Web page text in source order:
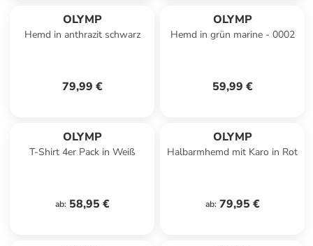
OLYMP
Hemd in anthrazit schwarz
79,99 €
OLYMP
Hemd in grün marine - 0002
59,99 €
OLYMP
T-Shirt 4er Pack in Weiß
ab: 58,95 €
OLYMP
Halbarmhemd mit Karo in Rot
ab: 79,95 €